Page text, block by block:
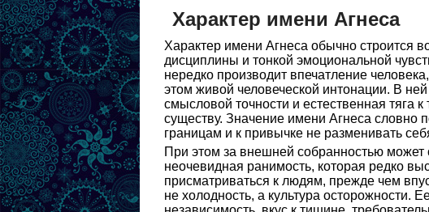
Характер имени Агнеса
Характер имени Агнеса обычно строится
дисциплины и тонкой эмоциональной
нередко производит впечатление
этом живой человеческой интонации. В
смысловой точности и естественная тяга
существу. Значение имени Агнеса словно
границам и к привычке не разменивать
При этом за внешней собранностью может
неочевидная ранимость, которая редко
присматриваться к людям, прежде чем
не холодность, а культура осторожности.